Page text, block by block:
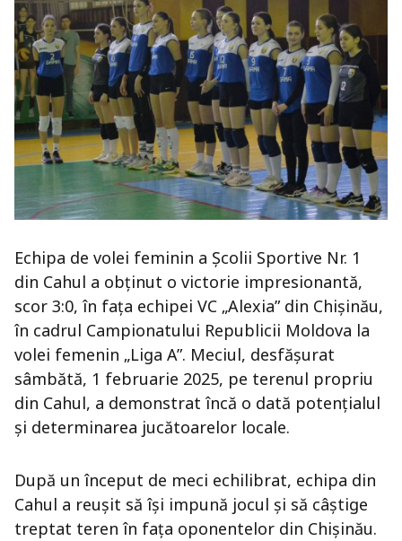
Echipa de volei feminin a Școlii Sportive Nr. 1
din Cahul a obținut o victorie impresionantă,
scor 3:0, în fața echipei VC „Alexia” din Chișinău,
în cadrul Campionatului Republicii Moldova la
volei femenin „Liga A”. Meciul, desfășurat
sâmbătă, 1 februarie 2025, pe terenul propriu
din Cahul, a demonstrat încă o dată potențialul
și determinarea jucătoarelor locale.
După un început de meci echilibrat, echipa din
Cahul a reușit să își impună jocul și să câștige
treptat teren în fața oponentelor din Chișinău.